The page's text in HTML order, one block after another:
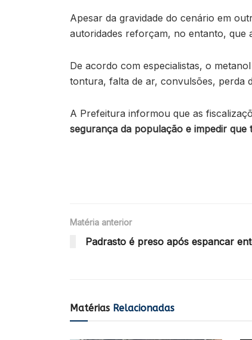
Apesar da gravidade do cenário em
autoridades reforçam, no entanto, que
De acordo com especialistas, o
tontura, falta de ar, convulsões, perda
A Prefeitura informou que as
segurança da população e impedir
Matéria anterior
Padrasto é preso após espancar
Matérias Relacionadas